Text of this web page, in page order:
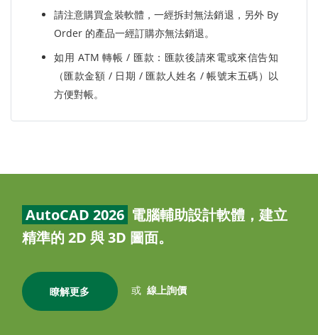
請注意購買盒裝軟體，一經拆封無法銷退，另外 By
Order 的產品一經訂購亦無法銷退。
如用 ATM 轉帳 / 匯款：匯款後請來電或來信告知
（匯款金額 / 日期 / 匯款人姓名 / 帳號末五碼）以
方便對帳。
AutoCAD 2026 電腦輔助設計軟體，建立
精準的 2D 與 3D 圖面。
瞭解更多 或 線上詢價